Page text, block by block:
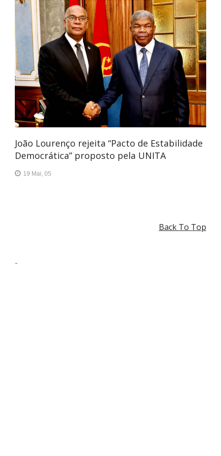
João Lourenço rejeita “Pacto de Estabilidade
Democrática” proposto pela UNITA
19 Mai, 05
Back To Top
-